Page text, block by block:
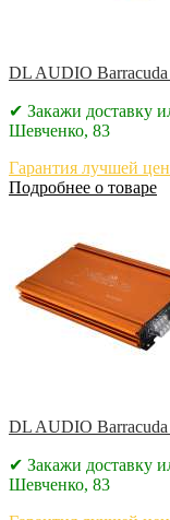
DL AUDIO
✔ Закажи доставку
Шевченко, 83
Гарантия лучшей
Подробнее о товаре
DL AUDIO Barracuda
✔ Закажи доставку
Шевченко, 83